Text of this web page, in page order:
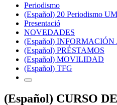
Periodismo
(Español) 20 Periodismo
Presentació
NOVEDADES
(Español)
(Español) PRÉSTAMOS
(Español) MOVILIDAD
(Español) TFG
(Español) CURSO